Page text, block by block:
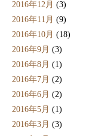
2016年12月 (3)
2016年11月 (9)
2016年10月 (18)
2016年9月 (3)
2016年8月 (1)
2016年7月 (2)
2016年6月 (2)
2016年5月 (1)
2016年3月 (3)